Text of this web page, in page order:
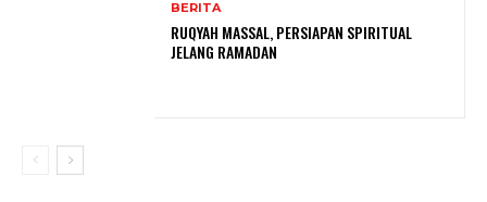
BERITA
RUQYAH MASSAL, PERSIAPAN SPIRITUAL
JELANG RAMADAN